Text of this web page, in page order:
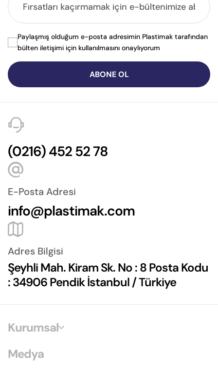
ABONE OL
Paylaşmış olduğum e-posta adresimin Plastimak tarafından
bülten iletişimi için kullanılmasını onaylıyorum
(0216) 452 52 78
E-Posta Adresi
info@plastimak.com
Adres Bilgisi
Şeyhli Mah. Kiram Sk. No : 8 Posta Kodu
: 34906 Pendik İstanbul / Türkiye
Kurumsal
Medya